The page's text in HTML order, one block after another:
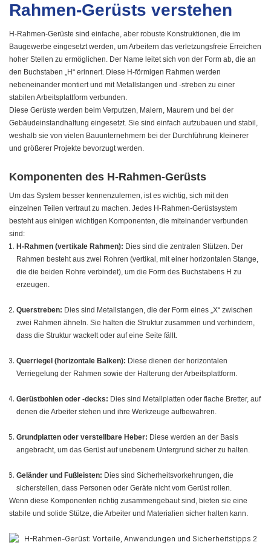
Rahmen-Gerüsts verstehen
H-Rahmen-Gerüste sind einfache, aber robuste Konstruktionen, die im
Baugewerbe eingesetzt werden, um Arbeitern das verletzungsfreie Erreichen
hoher Stellen zu ermöglichen. Der Name leitet sich von der Form ab, die an
den Buchstaben „H“ erinnert. Diese H-förmigen Rahmen werden
nebeneinander montiert und mit Metallstangen und -streben zu einer
stabilen Arbeitsplattform verbunden.
Diese Gerüste werden beim Verputzen, Malern, Maurern und bei der
Gebäudeinstandhaltung eingesetzt. Sie sind einfach aufzubauen und stabil,
weshalb sie von vielen Bauunternehmern bei der Durchführung kleinerer
und größerer Projekte bevorzugt werden.
Komponenten des H-Rahmen-Gerüsts
Um das System besser kennenzulernen, ist es wichtig, sich mit den
einzelnen Teilen vertraut zu machen. Jedes H-Rahmen-Gerüstsystem
besteht aus einigen wichtigen Komponenten, die miteinander verbunden
sind:
H-Rahmen (vertikale Rahmen): Dies sind die zentralen Stützen. Der
Rahmen besteht aus zwei Rohren (vertikal, mit einer horizontalen Stange,
die die beiden Rohre verbindet), um die Form des Buchstabens H zu
erzeugen.
Querstreben: Dies sind Metallstangen, die der Form eines „X“ zwischen
zwei Rahmen ähneln. Sie halten die Struktur zusammen und verhindern,
dass die Struktur wackelt oder auf eine Seite fällt.
Querriegel (horizontale Balken): Diese dienen der horizontalen
Verriegelung der Rahmen sowie der Halterung der Arbeitsplattform.
Gerüstbohlen oder -decks: Dies sind Metallplatten oder flache Bretter, auf
denen die Arbeiter stehen und ihre Werkzeuge aufbewahren.
Grundplatten oder verstellbare Heber: Diese werden an der Basis
angebracht, um das Gerüst auf unebenem Untergrund sicher zu halten.
Geländer und Fußleisten: Dies sind Sicherheitsvorkehrungen, die
sicherstellen, dass Personen oder Geräte nicht vom Gerüst rollen.
Wenn diese Komponenten richtig zusammengebaut sind, bieten sie eine
stabile und solide Stütze, die Arbeiter und Materialien sicher halten kann.